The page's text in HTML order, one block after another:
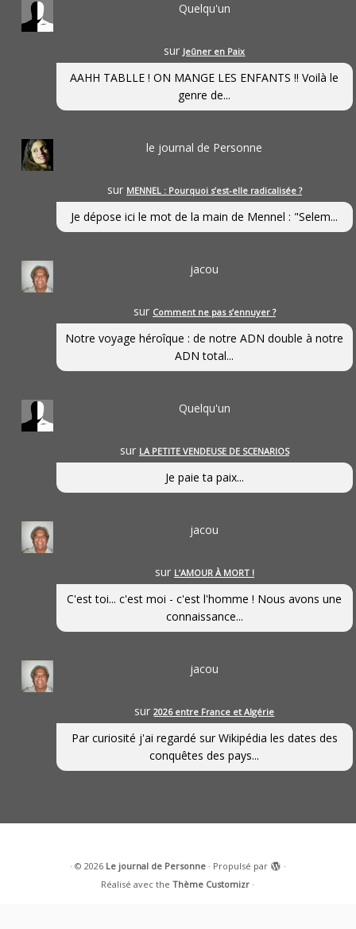
Quelqu'un
sur Jeûner en Paix
AAHH TABLLE ! ON MANGE LES ENFANTS !! Voilà le
genre de...
le journal de Personne
sur MENNEL : Pourquoi s’est-elle radicalisée ?
Je dépose ici le mot de la main de Mennel : "Selem...
jacou
sur Comment ne pas s’ennuyer ?
Notre voyage héroîque : de notre ADN double à notre
ADN total...
Quelqu'un
sur LA PETITE VENDEUSE DE SCENARIOS
Je paie ta paix...
jacou
sur L’AMOUR À MORT !
C'est toi... c'est moi - c'est l'homme ! Nous avons une
connaissance...
jacou
sur2026 entre France et Algérie
Par curiosité j'ai regardé sur Wikipédia les dates des
conquêtes des pays...
· © 2026 Le journal de Personne· Propulsé par
·
Réalisé avec theThème Customizr ·